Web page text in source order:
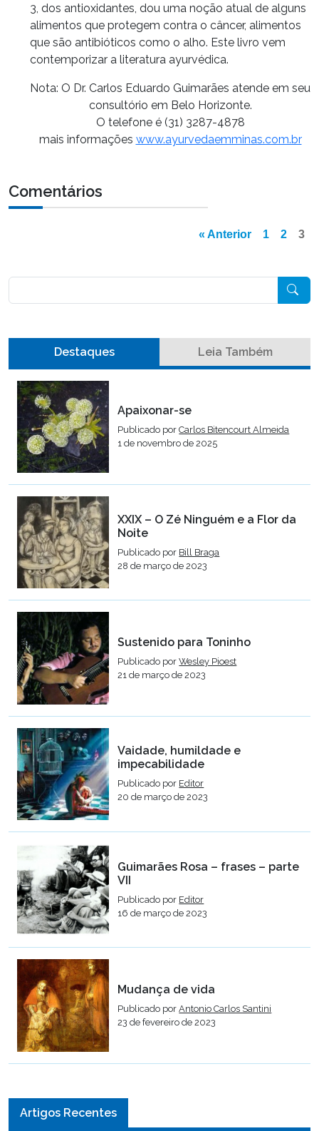
3, dos antioxidantes, dou uma noção atual de alguns
alimentos que protegem contra o câncer, alimentos
que são antibióticos como o alho. Este livro vem
contemporizar a literatura ayurvédica.
Nota: O Dr. Carlos Eduardo Guimarães atende em seu
consultório em Belo Horizonte.
O telefone é (31) 3287-4878
mais informações www.ayurvedaemminas.com.br
Comentários
« Anterior 1 2 3
Destaques Leia Também
Apaixonar-se
Publicado porCarlos Bitencourt Almeida
1 de novembro de 2025
XXIX – O Zé Ninguém e a Flor da
Noite
Publicado por Bill Braga
28 de março de 2023
Sustenido para Toninho
Publicado porWesley Pioest
21 de março de 2023
Vaidade, humildade e
impecabilidade
Publicado por Editor
20 de março de 2023
Guimarães Rosa – frases – parte
VII
Publicado por Editor
16 de março de 2023
Mudança de vida
Publicado porAntonio Carlos Santini
23 de fevereiro de 2023
Artigos Recentes